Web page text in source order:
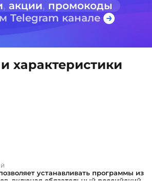
, акции, промокоды
Telegram канале
характеристики
устанавливать программы из
включая обязательный российский